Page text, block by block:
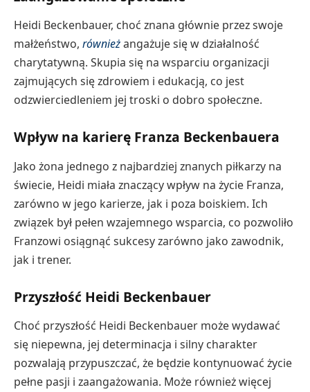
Heidi Beckenbauer, choć znana głównie przez swoje
małżeństwo, równieżangażuje się w działalność
charytatywną. Skupia się na wsparciu organizacji
zajmujących się zdrowiem i edukacją, co jest
odzwierciedleniem jej troski o dobro społeczne.
Wpływ na karierę Franza Beckenbauera
Jako żona jednego z najbardziej znanych piłkarzy na
świecie, Heidi miała znaczący wpływ na życie Franza,
zarówno w jego karierze, jak i poza boiskiem. Ich
związek był pełen wzajemnego wsparcia, co pozwoliło
Franzowi osiągnąć sukcesy zarówno jako zawodnik,
jak i trener.
Przyszłość Heidi Beckenbauer
Choć przyszłość Heidi Beckenbauer może wydawać
się niepewna, jej determinacja i silny charakter
pozwalają przypuszczać, że będzie kontynuować życie
pełne pasji i zaangażowania. Może również więcej